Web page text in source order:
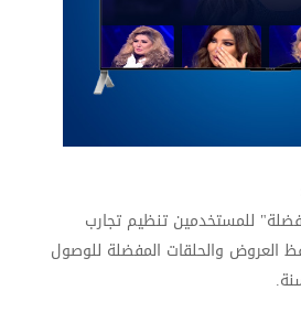
للمستخدمين تنظيم تجارب
العروض والحلقات المفضلة للوصول